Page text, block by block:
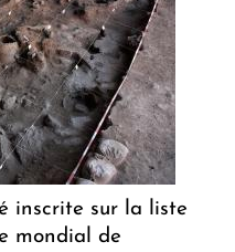
inscrite sur la liste
mondial de